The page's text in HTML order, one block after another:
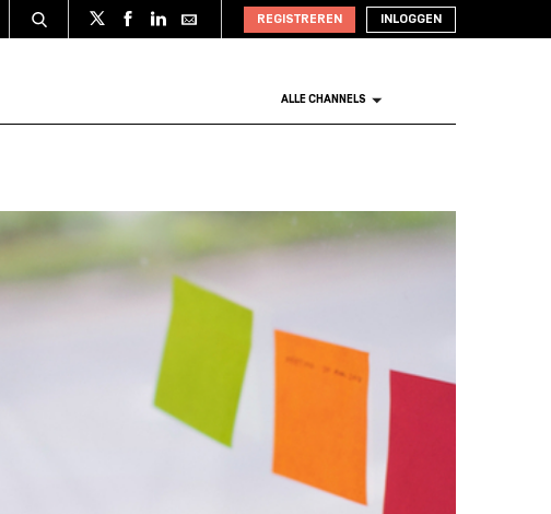
REGISTREREN INLOGGEN
ALLE CHANNELS